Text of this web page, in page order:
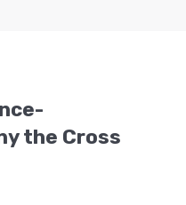
the Cross